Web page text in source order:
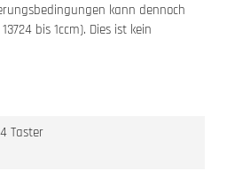
kann dennoch
bis 1ccm). Dies ist kein
4 Taster